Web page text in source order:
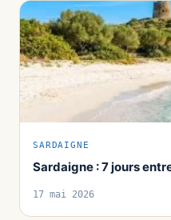
SARDAIGNE
Sardaigne : 7 jours
17 mai 2026